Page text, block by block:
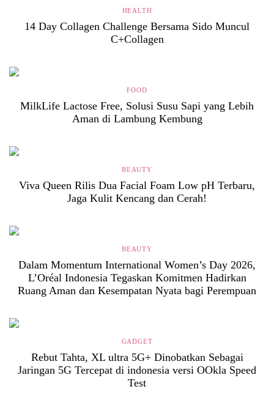
HEALTH
14 Day Collagen Challenge Bersama Sido Muncul
C+Collagen
FOOD
MilkLife Lactose Free, Solusi Susu Sapi yang Lebih
Aman di Lambung Kembung
BEAUTY
Viva Queen Rilis Dua Facial Foam Low pH Terbaru,
Jaga Kulit Kencang dan Cerah!
BEAUTY
Dalam Momentum International Women’s Day 2026,
L’Oréal Indonesia Tegaskan Komitmen Hadirkan
Ruang Aman dan Kesempatan Nyata bagi Perempuan
GADGET
Rebut Tahta, XL ultra 5G+ Dinobatkan Sebagai
Jaringan 5G Tercepat di indonesia versi OOkla Speed
Test